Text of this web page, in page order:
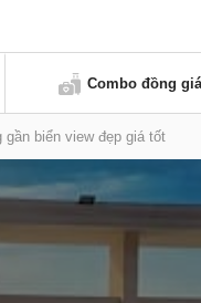
Combo đồng giá
biển view đẹp giá tốt